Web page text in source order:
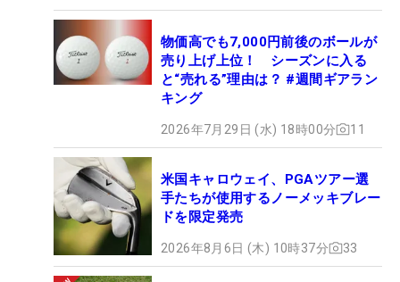
物価高でも7,000円前後のボールが
売り上げ上位！ シーズンに入る
と“売れる”理由は？ #週間ギアラン
キング
2026年7月29日 (水) 18時00分 11
米国キャロウェイ、PGAツアー選
手たちが使用するノーメッキブレー
ドを限定発売
2026年8月6日 (木) 10時37分 33